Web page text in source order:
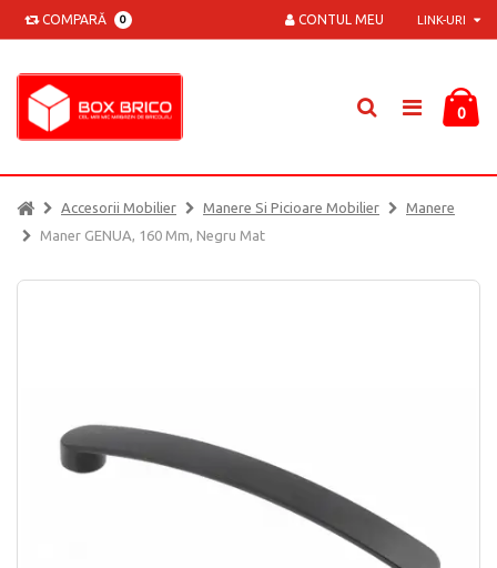
COMPARĂ 0 LINK-URI
CONTUL MEU
0
Accesorii Mobilier Manere Si Picioare Mobilier
Manere
Maner GENUA, 160 Mm, Negru Mat